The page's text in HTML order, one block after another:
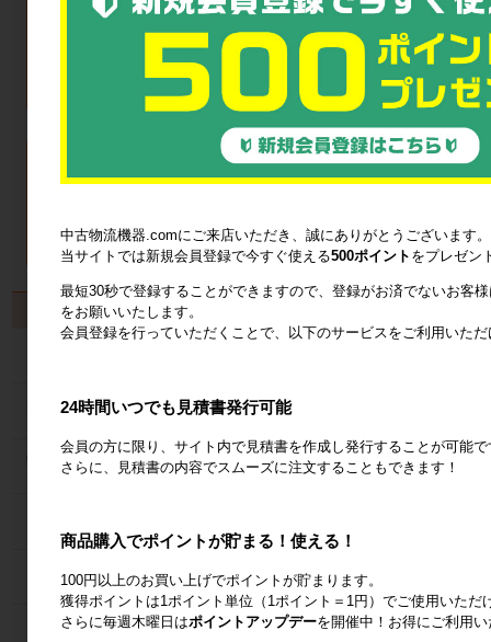
ネスティングラック
メッシュパレット
ラック
Zラック
中古物流機器.comにご来店いただき、誠にありがとうございます。
当サイトでは新規会員登録で今すぐ使える500ポイント をプレゼン
最短30秒で登録することができますので、登録がお済でないお客
をお願いいたします。
会員登録を行っていただくことで、以下のサービスをご利用いた
24時間いつでも見積書発行可能
会員の方に限り、サイト内で見積書を作成し発行することが可能で
さらに、見積書の内容でスムーズに注文することもできます！
商品購入でポイントが貯まる！使える！
100円以上のお買い上げでポイントが貯まります。
獲得ポイントは1ポイント単位（1ポイント＝1円）でご使用いただ
さらに毎週木曜日はポイントアップデーを開催中！お得にご利用